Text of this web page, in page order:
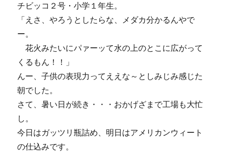
似
と。
チビッコ２号・小学１年生。
「えさ、やろうとしたらな、メダカ分かるんやで
ー。
花火みたいにパァーッて水の上のとこに広がって
くるもん！！」
んー、子供の表現力ってええな～としみじみ感じた
朝でした。
さて、暑い日が続き・・・おかげざまで工場も大忙
し。
今日はガッツリ瓶詰め、明日はアメリカンウィート
の仕込みです。